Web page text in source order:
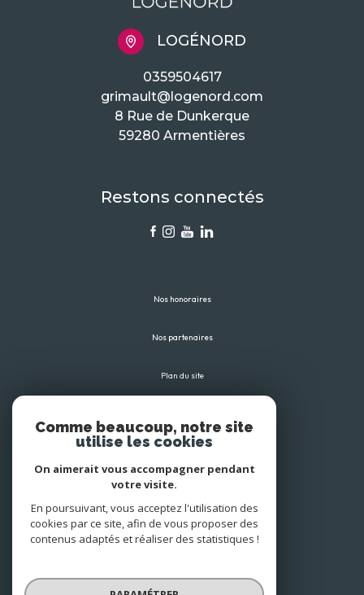
LOGÉNORD
0359504617
grimault@logenord.com
8 Rue de Dunkerque
59280 Armentières
Restons connectés
Nos honoraires
Nos partenaires
Plan du site
Politique RGPD
Cookies
© 2026 | Tous droits réservés
Comme beaucoup, notre site
utilise les cookies
On aimerait vous accompagner pendant
votre visite.
En poursuivant, vous acceptez l'utilisation des
cookies par ce site, afin de vous proposer des
contenus adaptés et réaliser des statistiques !